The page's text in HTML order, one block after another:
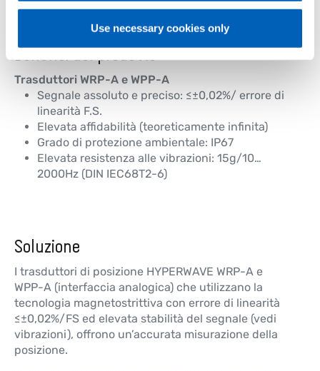
Use necessary cookies only
Benefici del prodotto
Trasduttori WRP-A e WPP-A
Segnale assoluto e preciso: ≤±0,02%/ errore di
linearità F.S.
Elevata affidabilità (teoreticamente infinita)
Grado di protezione ambientale: IP67
Elevata resistenza alle vibrazioni: 15g/10…
2000Hz (DIN IEC68T2-6)
Soluzione
I trasduttori di posizione HYPERWAVE WRP-A e
WPP-A (interfaccia analogica) che utilizzano la
tecnologia magnetostrittiva con errore di linearità
≤±0,02%/FS ed elevata stabilità del segnale (vedi
vibrazioni), offrono un’accurata misurazione della
posizione.